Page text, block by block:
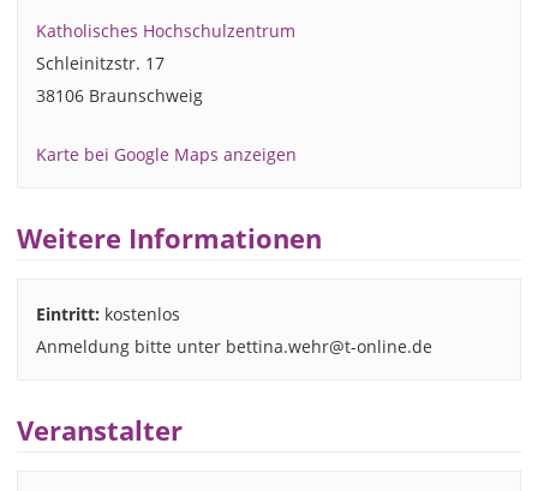
Katholisches Hochschulzentrum
Schleinitzstr. 17
38106 Braunschweig
Karte bei Google Maps anzeigen
Weitere Informationen
Eintritt: kostenlos
Anmeldung bitte unter bettina.wehr@t-online.de
Veranstalter